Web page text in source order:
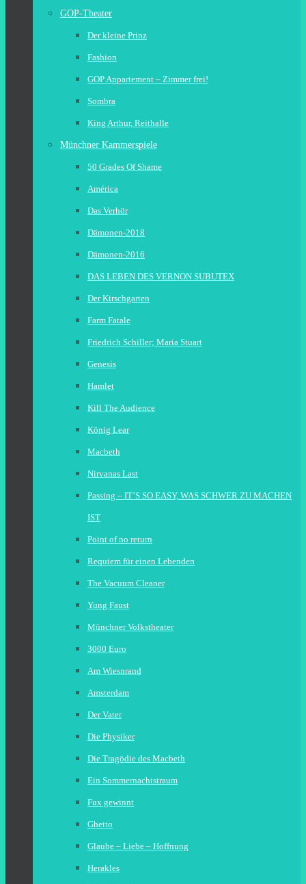
GOP-Theater
Der kleine Prinz
Fashion
GOP Appartement – Zimmer frei!
Sombra
King Arthur, Reithalle
Münchner Kammerspiele
50 Grades Of Shame
América
Das Verhör
Dämonen-2018
Dämonen-2016
DAS LEBEN DES VERNON SUBUTEX
Der Kirschgarten
Farm Fatale
Friedrich Schiller; Maria Stuart
Genesis
Hamlet
Kill The Audience
König Lear
Macbeth
Nirvanas Last
Passing – IT’S SO EASY, WAS SCHWER ZU MACHEN
IST
Point of no return
Requiem für einen Lebenden
The Vacuum Cleaner
Yung Faust
Münchner Volkstheater
3000 Euro
Am Wiesnrand
Amsterdam
Der Vater
Die Physiker
Die Tragödie des Macbeth
Ein Sommernachtstraum
Fux gewinnt
Ghetto
Glaube – Liebe – Hoffnung
Herakles